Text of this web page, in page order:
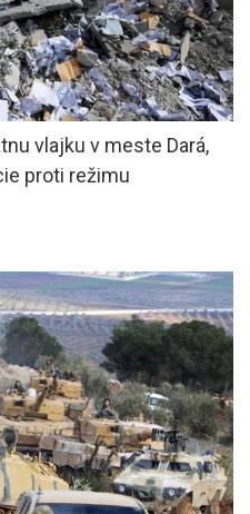
vlajku v meste Dará,
proti režimu